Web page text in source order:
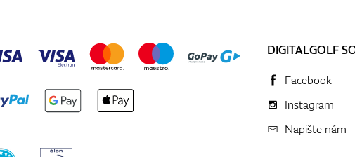
DIGITALGOLF
Facebook
Instagram
Napište nám